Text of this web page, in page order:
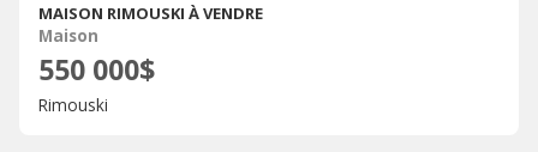
MAISON RIMOUSKI À VENDRE
Maison
550 000$
Rimouski